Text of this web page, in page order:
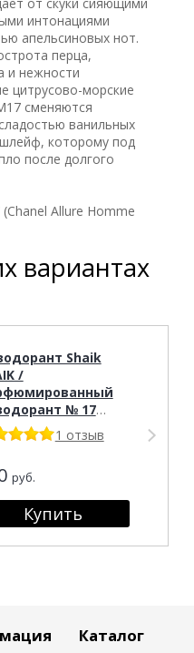
интонациями
апельсиновых нот.
перца,
и нежности
цитрусово-морские
сменяются
ванильных
которому под
после долгого
Allure Homme
вариантах
Shaik
/
№ 17
Allure Homme
200 мл.
1 отзыв
руб.
Каталог